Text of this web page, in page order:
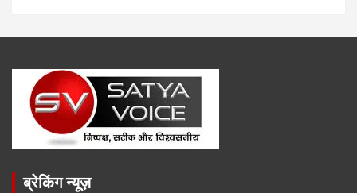
ब्रेकिंग न्यूज़